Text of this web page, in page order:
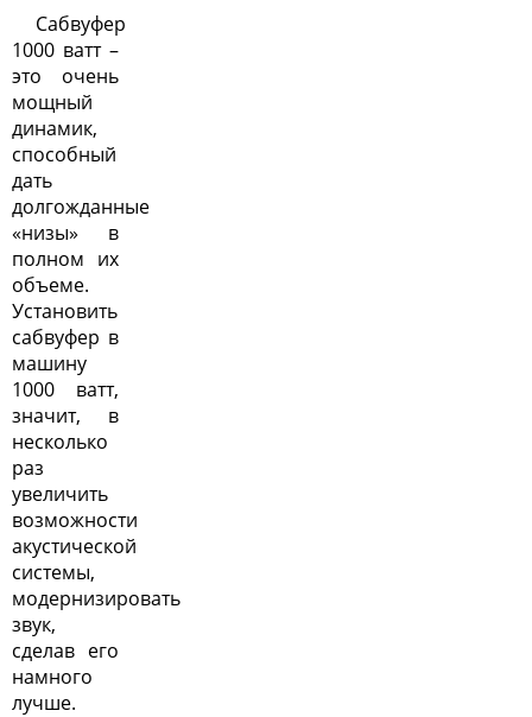
Сабвуфер
1000 ватт –
это очень
мощный
динамик,
способный
дать
долгожданные
«низы» в
полном их
объеме.
Установить
сабвуфер в
машину
1000 ватт,
значит, в
несколько
раз
увеличить
возможности
акустической
системы,
модернизировать
звук,
сделав его
намного
лучше.